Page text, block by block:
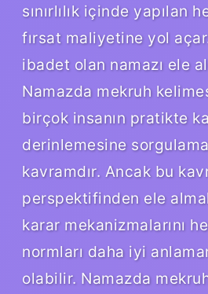
sınırlılık içinde yapılan
fırsat maliyetine yol
ibadet olan namazı ele
Namazda mekruh
birçok insanın pratikte
derinlemesine
kavramdır. Ancak bu
perspektifinden ele
karar mekanizmalarını
normları daha iyi
olabilir. Namazda